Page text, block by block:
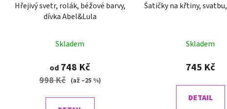
Hřejivý svetr, rolák, béžové barvy,
dívka Abel&Lula
Skladem
od 748 Kč
998 Kč (až –25 %)
Śatičky na křtiny,
Skladem
745 Kč
DETAIL